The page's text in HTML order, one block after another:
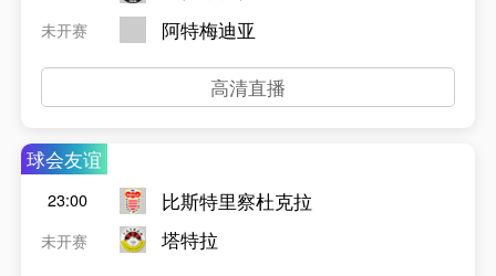
未开赛
阿特梅迪亚
高清直播
球会友谊
23:00
未开赛
比斯特里察杜克拉
塔特拉